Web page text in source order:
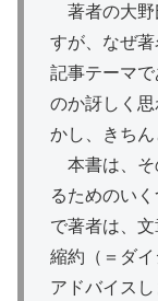
著者の大野
すが、なぜ
記事テーマ
のか訝しく
かし、きちん
本書は、そ
るためのい
で著者は、
縮約（＝ダ
アドバイス